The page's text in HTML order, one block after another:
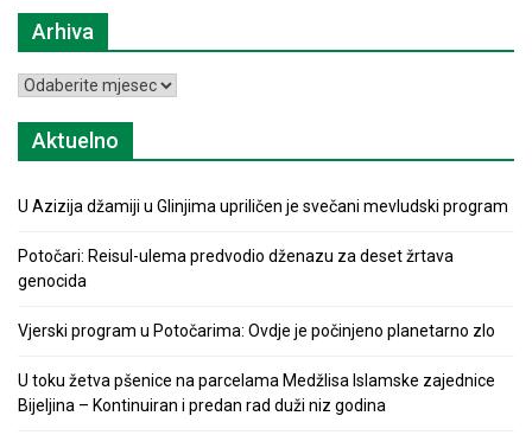
Arhiva
Arhiva
Aktuelno
U Azizija džamiji u Glinjima upriličen je svečani mevludski program
Potočari: Reisul-ulema predvodio dženazu za deset žrtava
genocida
Vjerski program u Potočarima: Ovdje je počinjeno planetarno zlo
U toku žetva pšenice na parcelama Medžlisa Islamske zajednice
Bijeljina – Kontinuiran i predan rad duži niz godina